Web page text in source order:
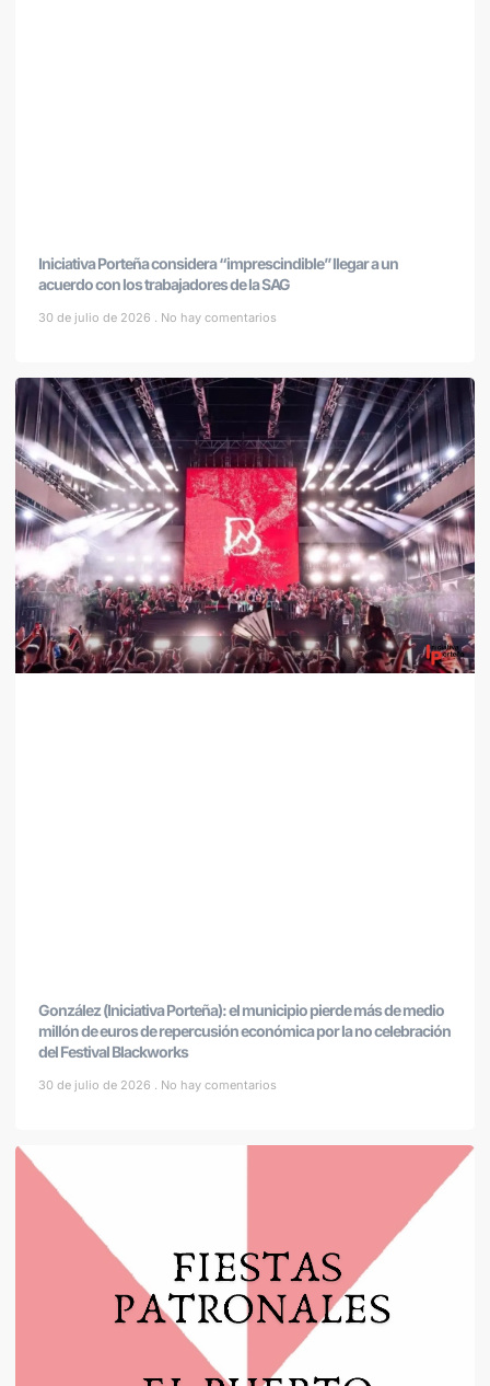
Iniciativa Porteña considera “imprescindible” llegar a un
acuerdo con los trabajadores de la SAG
30 de julio de 2026 No hay comentarios
González (Iniciativa Porteña): el municipio pierde más de medio
millón de euros de repercusión económica por la no celebración
del Festival Blackworks
30 de julio de 2026 No hay comentarios